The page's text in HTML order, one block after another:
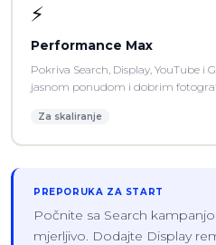
⚡
Performance Max
Pokriva Search, Display, YouTube i
jasnom ponudom i dobrim
Za skaliranje
PREPORUKA ZA START
Počnite sa Search
mjerljivo. Dodajte Display